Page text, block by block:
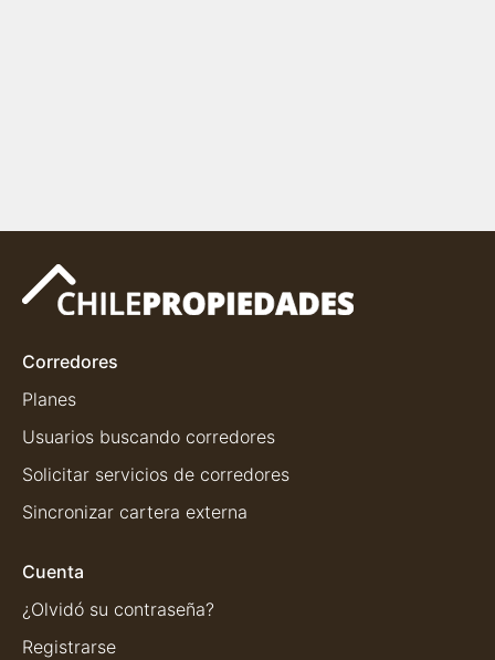
Corredores
Planes
Usuarios buscando corredores
Solicitar servicios de corredores
Sincronizar cartera externa
Cuenta
¿Olvidó su contraseña?
Registrarse